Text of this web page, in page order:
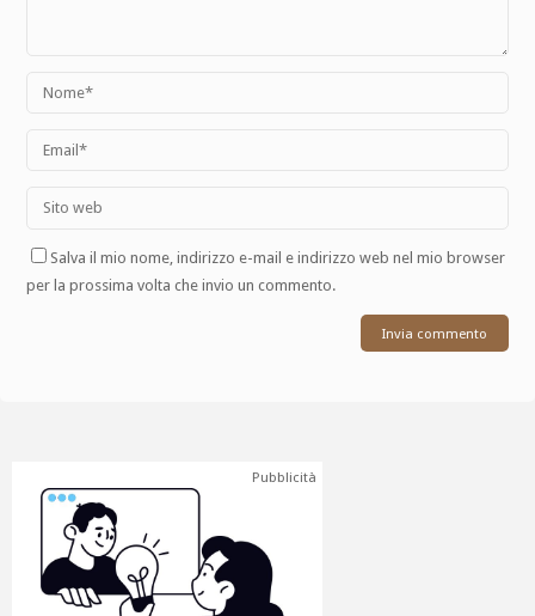
Salva il mio nome, indirizzo e-mail e indirizzo web nel mio browser
per la prossima volta che invio un commento.
Pubblicità